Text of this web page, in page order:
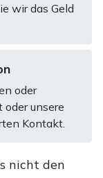
wir das Geld
oder
unsere
Kontakt.
nicht den